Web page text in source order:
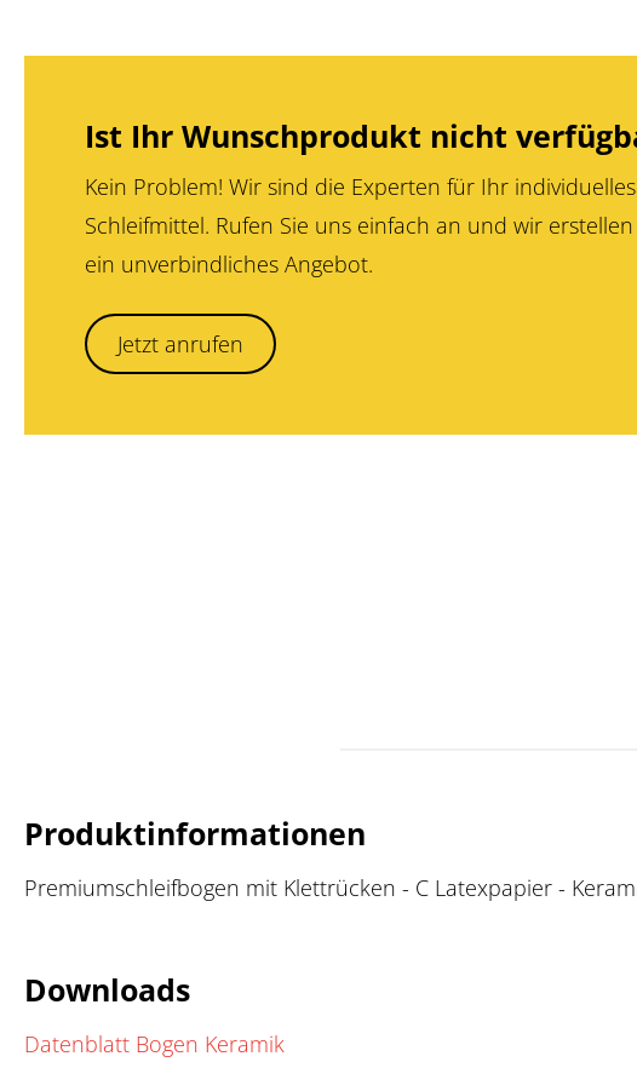
Ist Ihr Wunschprodukt nicht
Kein Problem! Wir sind die Experten für Ihr individuelles
Schleifmittel. Rufen Sie uns einfach an und wir
ein unverbindliches Angebot.
Jetzt anrufen
Produktinformationen
Premiumschleifbogen mit Klettrücken - C Latexpapier -
Downloads
Datenblatt Bogen Keramik